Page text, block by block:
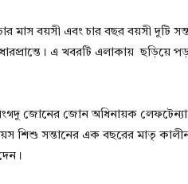
মাস বয়সী এবং চার বছর বয়সী দুটি
এ খবরটি এলাকায় ছড়িয়ে
জোনের জোন অধিনায়ক
শিশু সন্তানের এক বছরের মাতৃ